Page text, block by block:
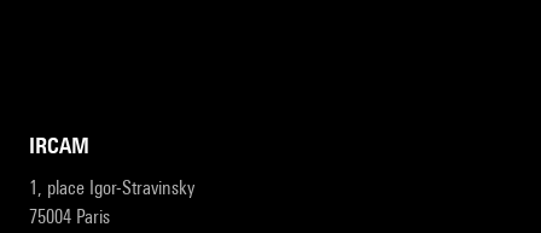
IRCAM
1, place Igor-Stravinsky
75004 Paris